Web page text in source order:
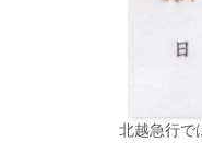
北越急行で